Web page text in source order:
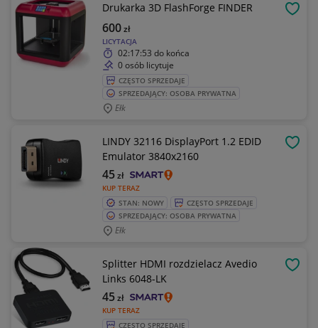
Drukarka 3D FlashForge FINDER
LICYTACJA
600zł
02:17:53 do końca
0 osób licytuje
CZĘSTO SPRZEDAJE
SPRZEDAJĄCY: OSOBA PRYWATNA
Ełk
LINDY 32116 DisplayPort 1.2 EDID
Emulator 3840x2160
KUP TERAZ
45zł
STAN: NOWY
CZĘSTO SPRZEDAJE
SPRZEDAJĄCY: OSOBA PRYWATNA
Ełk
Splitter HDMI rozdzielacz Avedio
Links 6048-LK
KUP TERAZ
45zł
CZĘSTO SPRZEDAJE